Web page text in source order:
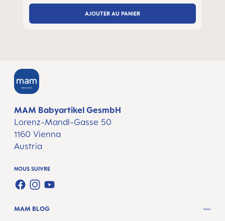
AJOUTER AU PANIER
MAM Babyartikel GesmbH
Lorenz-Mandl-Gasse 50
1160 Vienna
Austria
NOUS SUIVRE
FACEBOOK
INSTAGRAM
YOUTUBE
MAM BLOG